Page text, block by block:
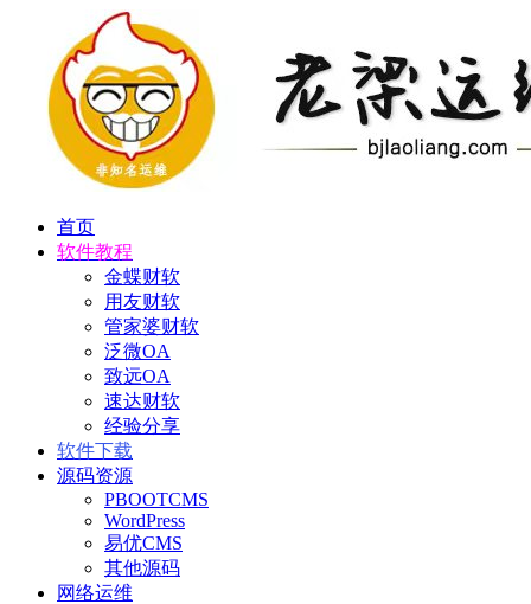
首页
软件教程
金蝶财软
用友财软
管家婆财软
泛微OA
致远OA
速达财软
经验分享
软件下载
源码资源
PBOOTCMS
WordPress
易优CMS
其他源码
网络运维